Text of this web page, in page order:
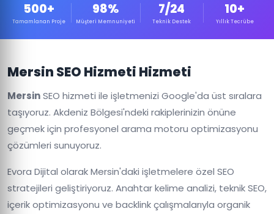
500+
Tamamlanan Proje
98%
Müşteri Memnuniyeti
7/24
Teknik Destek
10+
Yıllık Tecrübe
Mersin SEO Hizmeti Hizmeti
MersinSEO hizmeti ile işletmenizi Google'da üst sıralara
taşıyoruz. Akdeniz Bölgesi'ndeki rakiplerinizin önüne
geçmek için profesyonel arama motoru optimizasyonu
çözümleri sunuyoruz.
Evora Dijital olarak Mersin'daki işletmelere özel SEO
stratejileri geliştiriyoruz. Anahtar kelime analizi, teknik SEO,
içerik optimizasyonu ve backlink çalışmalarıyla organik